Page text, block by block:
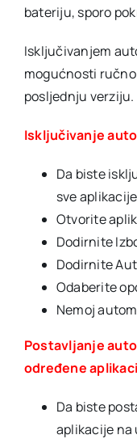
bateriju, sporo
Isključivanjem
mogućnosti
posljednju verziju.
Isključivanje
Da biste
sve
Otvorite
Dodirnite
Dodirnite
Odaberite
Nemoj
Postavljanje
određene
Da biste
aplikacije na